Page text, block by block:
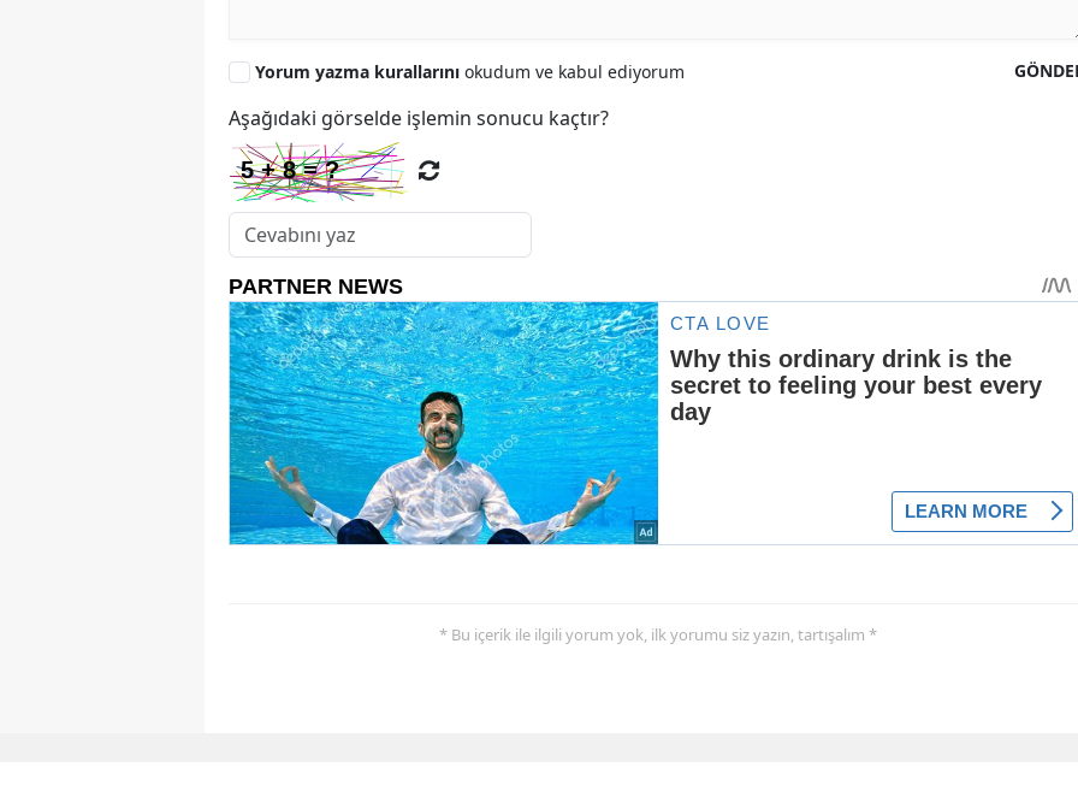
Yorum yazma kurallarını okudum ve kabul ediyorum
Aşağıdaki görselde işlemin sonucu kaçtır?
* Bu içerik ile ilgili yorum yok, ilk yorumu siz yazın, tartışalım *